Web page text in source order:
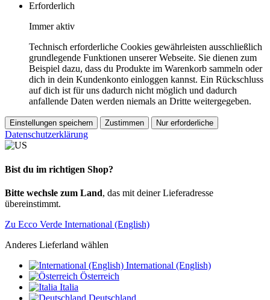
Erforderlich
Immer aktiv
Technisch erforderliche Cookies gewährleisten ausschließlich
grundlegende Funktionen unserer Webseite. Sie dienen zum
Beispiel dazu, dass du Produkte im Warenkorb sammeln oder
dich in dein Kundenkonto einloggen kannst. Ein Rückschluss
auf dich ist für uns dadurch nicht möglich und dadurch
anfallende Daten werden niemals an Dritte weitergegeben.
Einstellungen speichern Zustimmen Nur erforderliche
Datenschutzerklärung
Bist du im richtigen Shop?
Bitte wechsle zum Land, das mit deiner Lieferadresse
übereinstimmt.
Zu Ecco Verde International (English)
Anderes Lieferland wählen
International (English)
Österreich
Italia
Deutschland